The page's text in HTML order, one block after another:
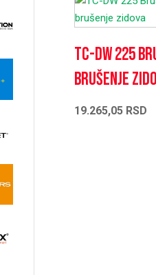
TC-DW 225
brušenje
19.265,05 RSD